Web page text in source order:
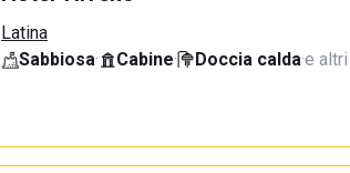
Latina
Sabbiosa· Cabine· Doccia calda·e